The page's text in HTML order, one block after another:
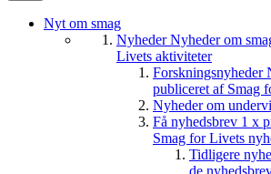
Nyt om smag
NyhederNyheder om
Livets aktiviteter
Forskningsnyheder
publiceret af Smag
Nyheder om
Få nyhedsbrev 1 x
Smag for Livets
Tidligere
de